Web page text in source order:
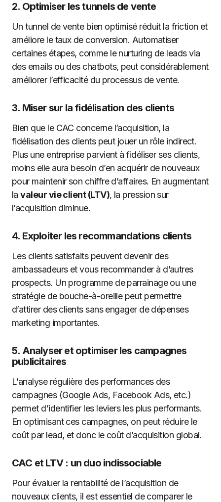
2. Optimiser les tunnels de vente
Un tunnel de vente bien optimisé réduit la friction et
améliore le taux de conversion. Automatiser
certaines étapes, comme le nurturing de leads via
des emails ou des chatbots, peut considérablement
améliorer l’efficacité du processus de vente.
3. Miser sur la fidélisation des clients
Bien que le CAC concerne l’acquisition, la
fidélisation des clients peut jouer un rôle indirect.
Plus une entreprise parvient à fidéliser ses clients,
moins elle aura besoin d’en acquérir de nouveaux
pour maintenir son chiffre d’affaires. En augmentant
lavaleur vie client (LTV), la pression sur
l’acquisition diminue.
4. Exploiter les recommandations clients
Les clients satisfaits peuvent devenir des
ambassadeurs et vous recommander à d’autres
prospects. Un programme de parrainage ou une
stratégie de bouche-à-oreille peut permettre
d’attirer des clients sans engager de dépenses
marketing importantes.
5. Analyser et optimiser les campagnes
publicitaires
L’analyse régulière des performances des
campagnes (Google Ads, Facebook Ads, etc.)
permet d’identifier les leviers les plus performants.
En optimisant ces campagnes, on peut réduire le
coût par lead, et donc le coût d’acquisition global.
CAC et LTV : un duo indissociable
Pour évaluer la rentabilité de l’acquisition de
nouveaux clients, il est essentiel de comparer le